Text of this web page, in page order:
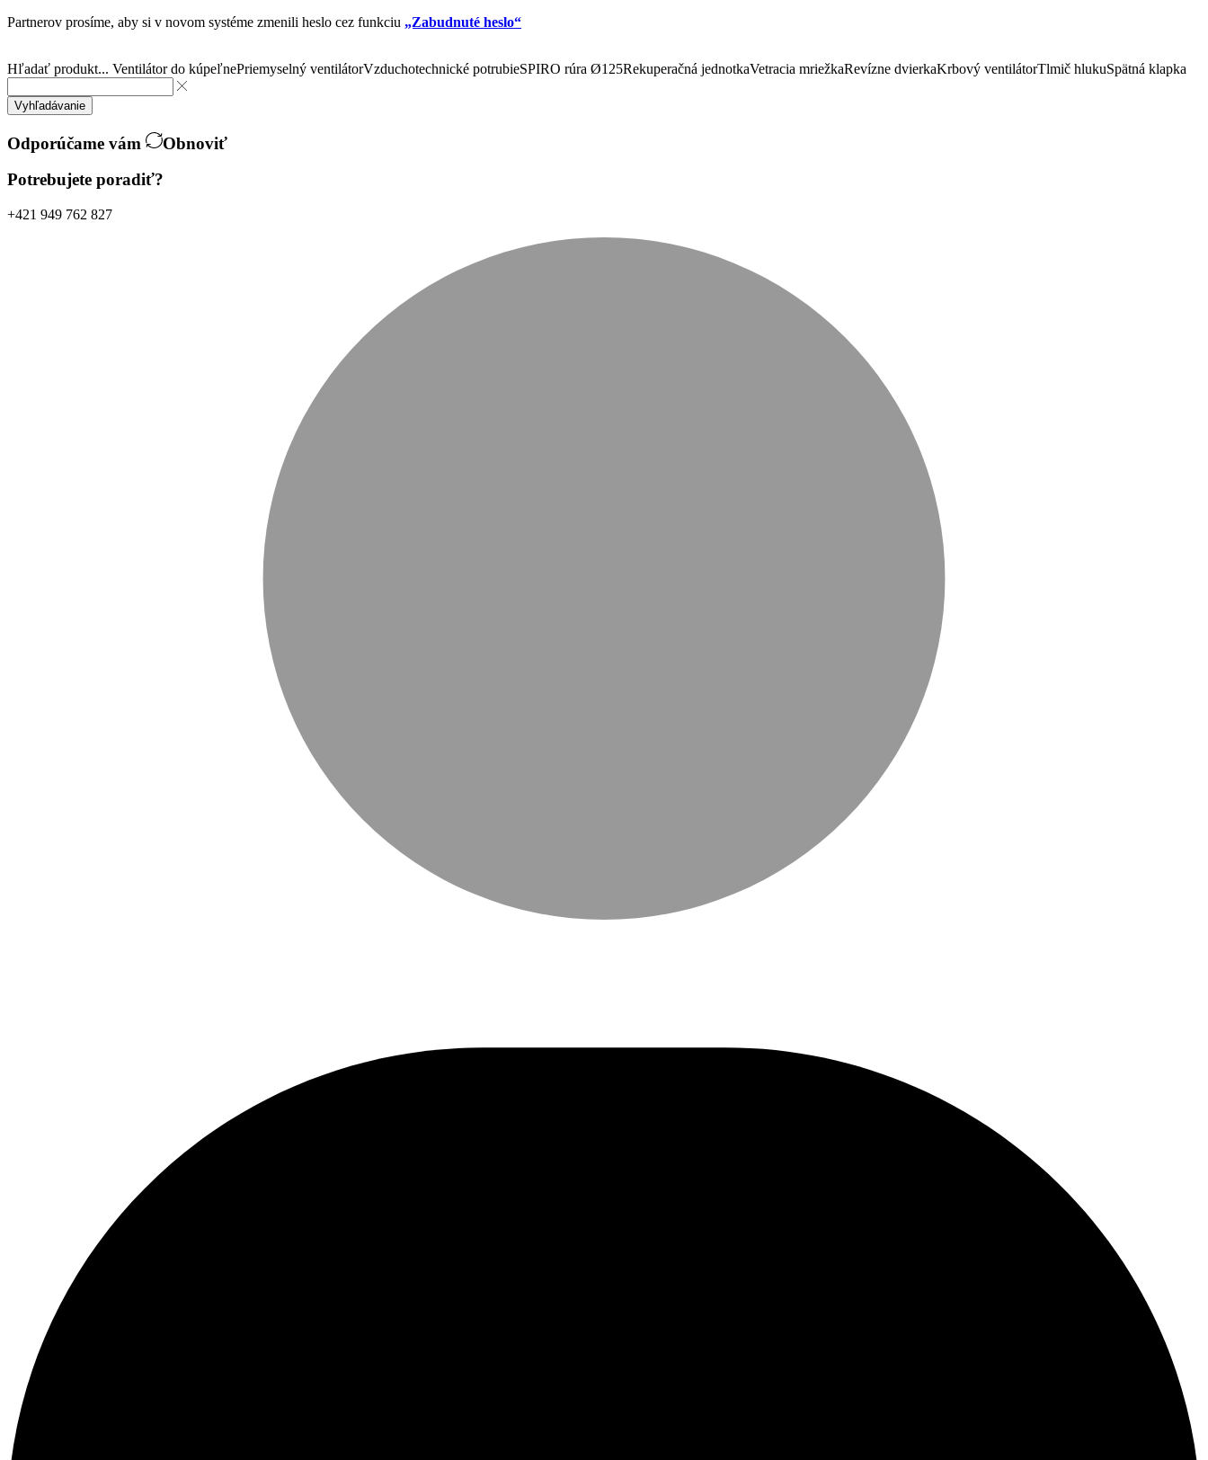
Partnerov prosíme, aby si v novom systéme zmenili heslo cez funkciu „Zabudnuté heslo“
Hľadať produkt... Ventilátor do kúpeľnePriemyselný ventilátorVzduchotechnické potrubieSPIRO rúra Ø125Rekuperačná jednotkaVetracia mriežkaRevízne dvierkaKrbový ventilátorTlmič hlukuSpätná klapka
Vyhľadávanie
Odporúčame vám
Obnoviť
Potrebujete poradiť?
+421 949 762 827